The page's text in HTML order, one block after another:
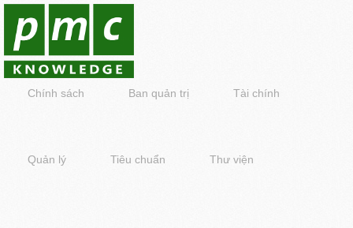
Chính sách Ban quản trị Tài chính
Quản lý Tiêu chuẩn Thư viện